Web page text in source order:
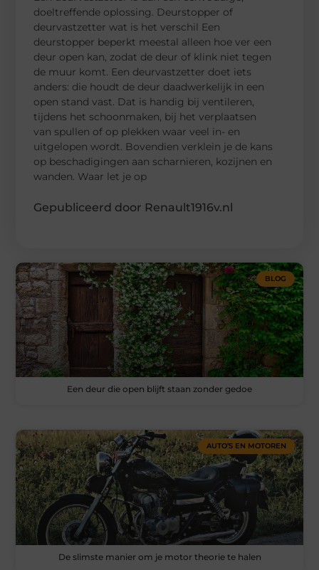
doeltreffende oplossing. Deurstopper of
deurvastzetter wat is het verschil Een
deurstopper beperkt meestal alleen hoe ver een
deur open kan, zodat de deur of klink niet tegen
de muur komt. Een deurvastzetter doet iets
anders: die houdt de deur daadwerkelijk in een
open stand vast. Dat is handig bij ventileren,
tijdens het schoonmaken, bij het verplaatsen
van spullen of op plekken waar veel in- en
uitgelopen wordt. Bovendien verklein je de kans
op beschadigingen aan scharnieren, kozijnen en
wanden. Waar let je op
Gepubliceerd door Renault1916v.nl
BLOG
Een deur die open blijft staan zonder gedoe
AUTO’S EN MOTOREN
De slimste manier om je motor theorie te halen